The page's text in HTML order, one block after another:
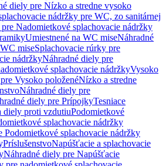
diely pre Nízko a stredne vysoko
nádržky pre WC, zo sanitárnej
Nadomietkové splachovacie nádržky
Umiestnené na WC miseNáhradné
miseSplachovacie rúrky pre
nádržkyNáhradné diely pre
splachovacie nádržkyVysoko
Vysoko položenéNízko a stredne
Náhradné diely pre
diely pre PrípojkyTesniace
diely proti vzdutiuPodomietkové
splachovacie nádržky
Podomietkové splachovacie nádržky
PríslušenstvoNapúšťacie a splachovacie
Náhradné diely pre Napúšťacie